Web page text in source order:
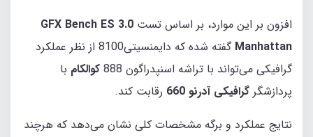
افزون بر این موارد، بر اساس تست GFX Bench ES 3.0
Manhattan
گفته شده که دایمنسیتی8100 از نظر عملکرد
گرافیکی می‌تواند با تراشه اسنپدراگون 888
کوالکام با
پردازشگر گرافیکی آدرنو 660
رقابت کند.
نتایج عملکرد و برگه مشخصات کلی نشان می‌دهد که هرچند